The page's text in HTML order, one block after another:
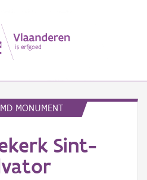
MONUMENT
Sint-